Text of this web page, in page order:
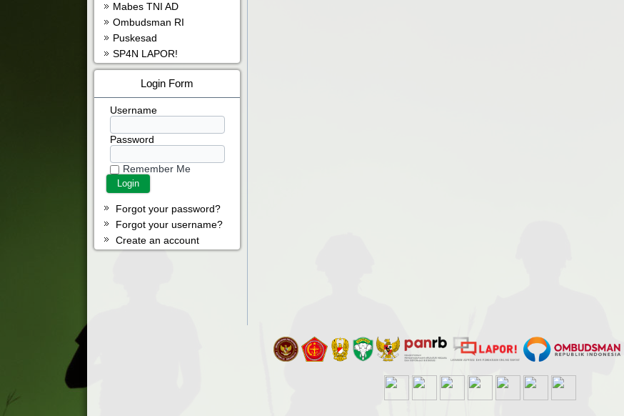
Mabes TNI AD
Ombudsman RI
Puskesad
SP4N LAPOR!
Login Form
Username
Password
Remember Me
Forgot your password?
Forgot your username?
Create an account